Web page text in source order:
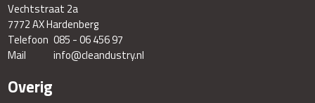
Vechtstraat 2a
7772 AX Hardenberg
Telefoon 085 - 06 456 97
Mail
info@cleandustry.nl
Overig